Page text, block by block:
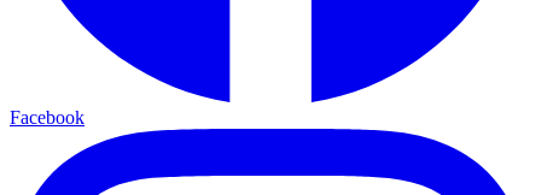
Facebook